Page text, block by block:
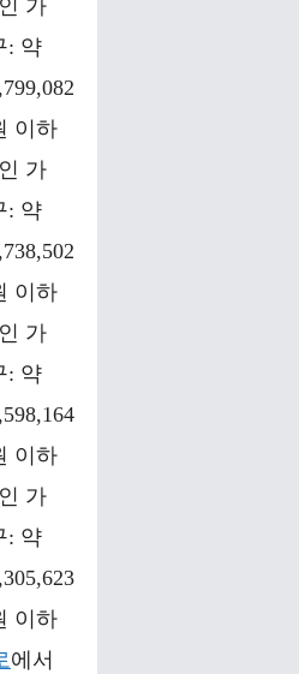
가
: 약
이하
가
: 약
이하
가
: 약
이하
가
: 약
이하
에서